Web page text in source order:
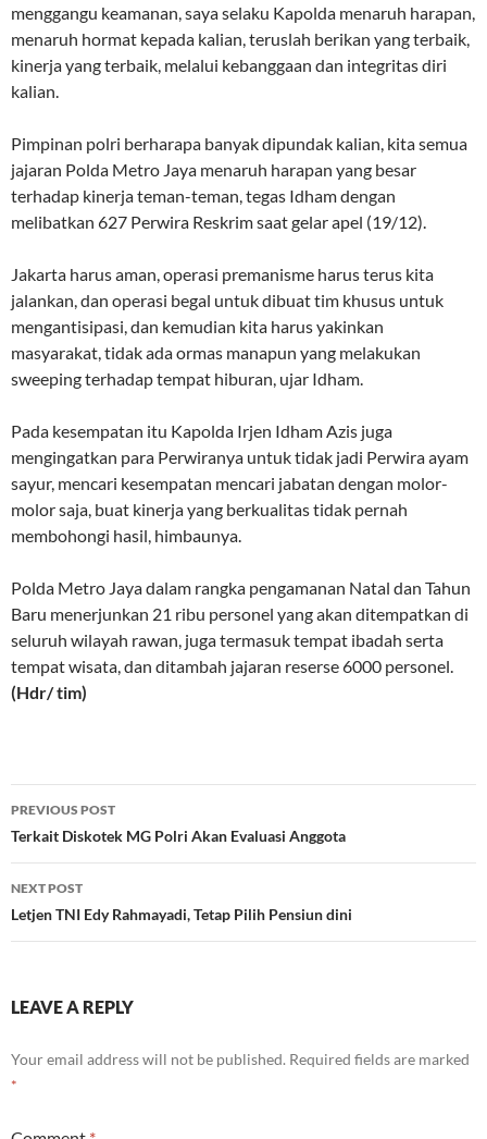
menggangu keamanan, saya selaku Kapolda menaruh harapan,
menaruh hormat kepada kalian, teruslah berikan yang terbaik,
kinerja yang terbaik, melalui kebanggaan dan integritas diri
kalian.
Pimpinan polri berharapa banyak dipundak kalian, kita semua
jajaran Polda Metro Jaya menaruh harapan yang besar
terhadap kinerja teman-teman, tegas Idham dengan
melibatkan 627 Perwira Reskrim saat gelar apel (19/12).
Jakarta harus aman, operasi premanisme harus terus kita
jalankan, dan operasi begal untuk dibuat tim khusus untuk
mengantisipasi, dan kemudian kita harus yakinkan
masyarakat, tidak ada ormas manapun yang melakukan
sweeping terhadap tempat hiburan, ujar Idham.
Pada kesempatan itu Kapolda Irjen Idham Azis juga
mengingatkan para Perwiranya untuk tidak jadi Perwira ayam
sayur, mencari kesempatan mencari jabatan dengan molor-
molor saja, buat kinerja yang berkualitas tidak pernah
membohongi hasil, himbaunya.
Polda Metro Jaya dalam rangka pengamanan Natal dan Tahun
Baru menerjunkan 21 ribu personel yang akan ditempatkan di
seluruh wilayah rawan, juga termasuk tempat ibadah serta
tempat wisata, dan ditambah jajaran reserse 6000 personel.
(Hdr/ tim)
Post
navigation
PREVIOUS POST
Terkait Diskotek MG Polri Akan Evaluasi Anggota
NEXT POST
Letjen TNI Edy Rahmayadi, Tetap Pilih Pensiun dini
LEAVE A REPLY
Your email address will not be published. Required fields are marked
*